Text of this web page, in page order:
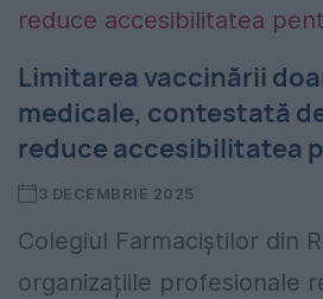
Limitarea vaccinării
medicale, contestată
reduce accesibilitatea
3 DECEMBRIE 2025
Colegiul Farmaciștilor din
organizațiile profesionale